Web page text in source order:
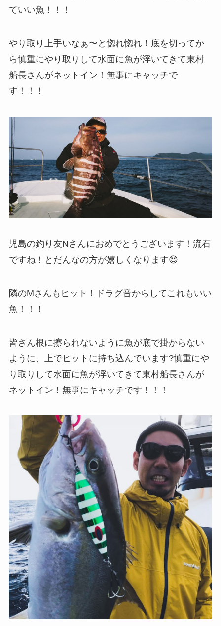
ていい魚！！！
やり取り上手いなぁ〜と惚れ惚れ！底を切ってか
ら慎重にやり取りして水面に魚が浮いてきて東村
船長さんがネットイン！無事にキャッチで
す！！！
児島の釣り友Nさんにおめでとうございます！流石
ですね！とだんなの方が嬉しくなります😍
隣のMさんもヒット！ドラグ音からしてこれもいい
魚！！！
皆さん根に擦られないように魚が底で掛からない
ように、上でヒットに持ち込んでいます?慎重にや
り取りして水面に魚が浮いてきて東村船長さんが
ネットイン！無事にキャッチです！！！